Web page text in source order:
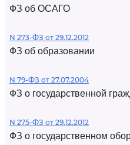
ФЗ об ОСАГО
N 273-ФЗ от 29.12.2012
ФЗ об образовании
N 79-ФЗ от 27.07.2004
ФЗ о государственной
N 275-ФЗ от 29.12.2012
ФЗ о государственном